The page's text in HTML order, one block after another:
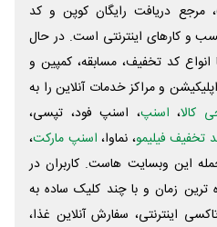
دریافت رایگان کوپن و کد
و‌ کارهای اینترنتی است. در حال
کد تخفیف، مسابقه، کمپین و
و مراکز خدمات آنلاین را به
کالا، اسنپ، اسنپ فود، تپسی،
تخفیف فیلیمو، نماوا، اسنپ مارکت،
این وبسایت ‌هاست. کاربران در
ترین زمان و با چند کلیک ساده به
اینترنتی، سفارش آنلاین غذا،